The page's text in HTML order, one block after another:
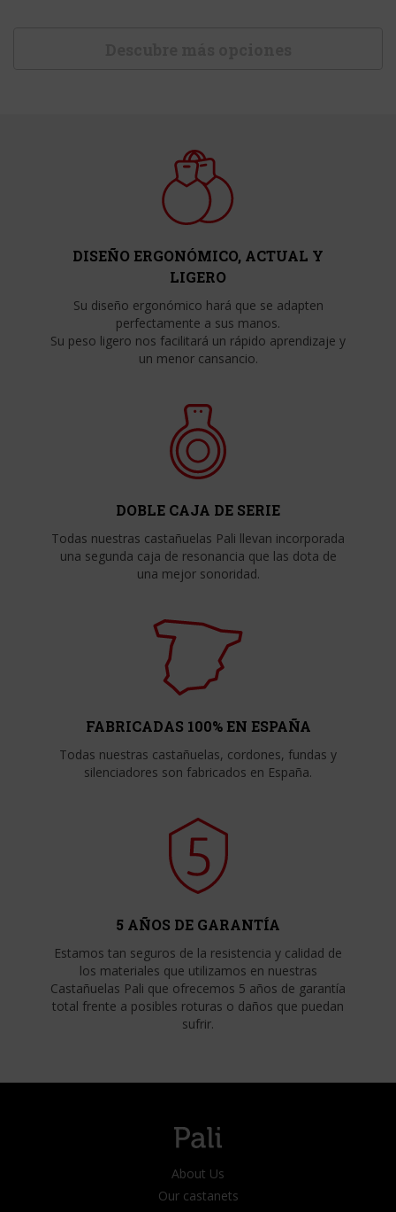
DISEÑO ERGONÓMICO, ACTUAL Y
LIGERO
Su diseño ergonómico hará que se adapten
perfectamente a sus manos.
Su peso ligero nos facilitará un rápido aprendizaje y
un menor cansancio.
DOBLE CAJA DE SERIE
Todas nuestras castañuelas Pali llevan incorporada
una segunda caja de resonancia que las dota de
una mejor sonoridad.
FABRICADAS 100% EN ESPAÑA
Todas nuestras castañuelas, cordones, fundas y
silenciadores son fabricados en España.
5 AÑOS DE GARANTÍA
Estamos tan seguros de la resistencia y calidad de
los materiales que utilizamos en nuestras
Castañuelas Pali que ofrecemos 5 años de garantía
total frente a posibles roturas o daños que puedan
sufrir.
About Us
Our castanets